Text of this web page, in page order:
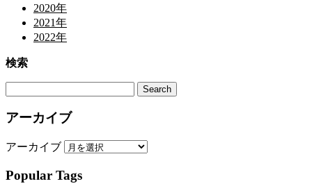
2020年
2021年
2022年
検索
アーカイブ
アーカイブ
Popular Tags